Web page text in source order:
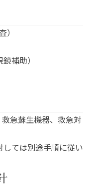
補助）
急蘇生機器、救急対
ては別途手順に従い